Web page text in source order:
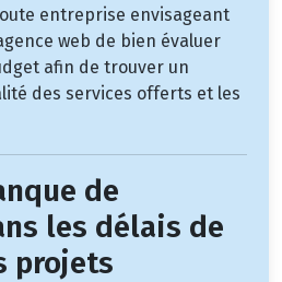
entreprise envisageant
web de bien évaluer
afin de trouver un
des services offerts et les
de
les délais de
projets